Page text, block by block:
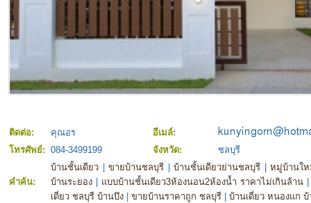
ติดต่อ: คุณอร
อีเมล์:
โทรศัพย์: 084-3499199 จังหวัด: ชลบุรี
คำค้น:
บ้านชั้นเดียว |ขายบ้านชลบุรี |บ้านชั้นเดียวย่านชลบุรี |หมู่บ้านให
บ้านระยอง
แบบบ้านชั้นเดียว3ห้องนอน2ห้องน้ำ ราคาไม่เกินล้าน
เดี่ยว ชลบุรี บ้านบึง
ขายบ้านราคาถูก ชลบุรี บ้านเดี่ยว หนองแก